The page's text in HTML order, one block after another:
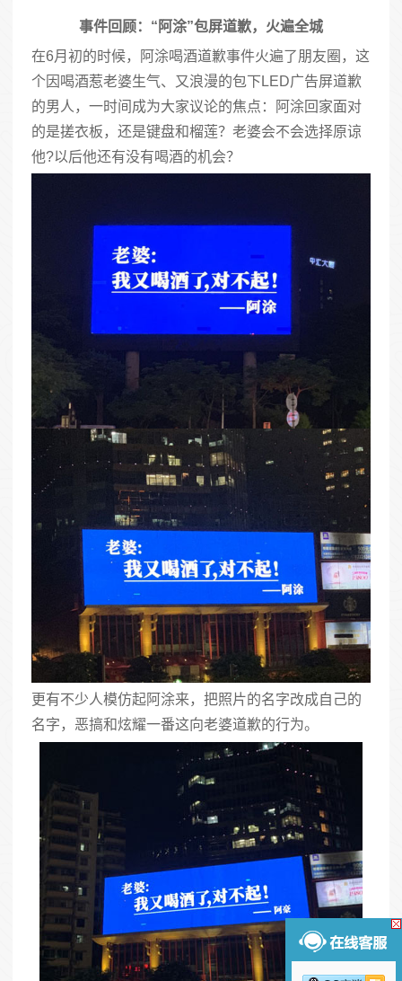
事件回顾：“阿涂”包屏道歉，火遍全城
在6月初的时候，阿涂喝酒道歉事件火遍了朋友圈，这
个因喝酒惹老婆生气、又浪漫的包下LED广告屏道歉
的男人，一时间成为大家议论的焦点：阿涂回家面对
的是搓衣板，还是键盘和榴莲？老婆会不会选择原谅
他?以后他还有没有喝酒的机会？
更有不少人模仿起阿涂来，把照片的名字改成自己的
名字，恶搞和炫耀一番这向老婆道歉的行为。